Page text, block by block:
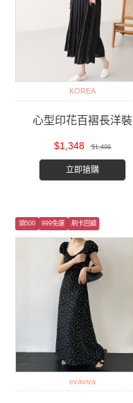
KOREA
心型印花百褶長洋裝
$1,348 $1,498
立即搶購
領500 999免運 刷卡回饋
evaviva